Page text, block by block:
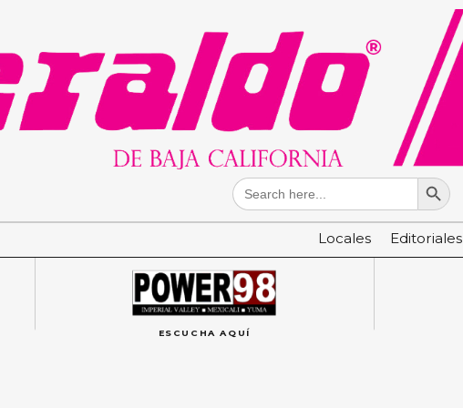
Search
for:
Search Button
Locales Editoriales
ESCUCHA AQUÍ